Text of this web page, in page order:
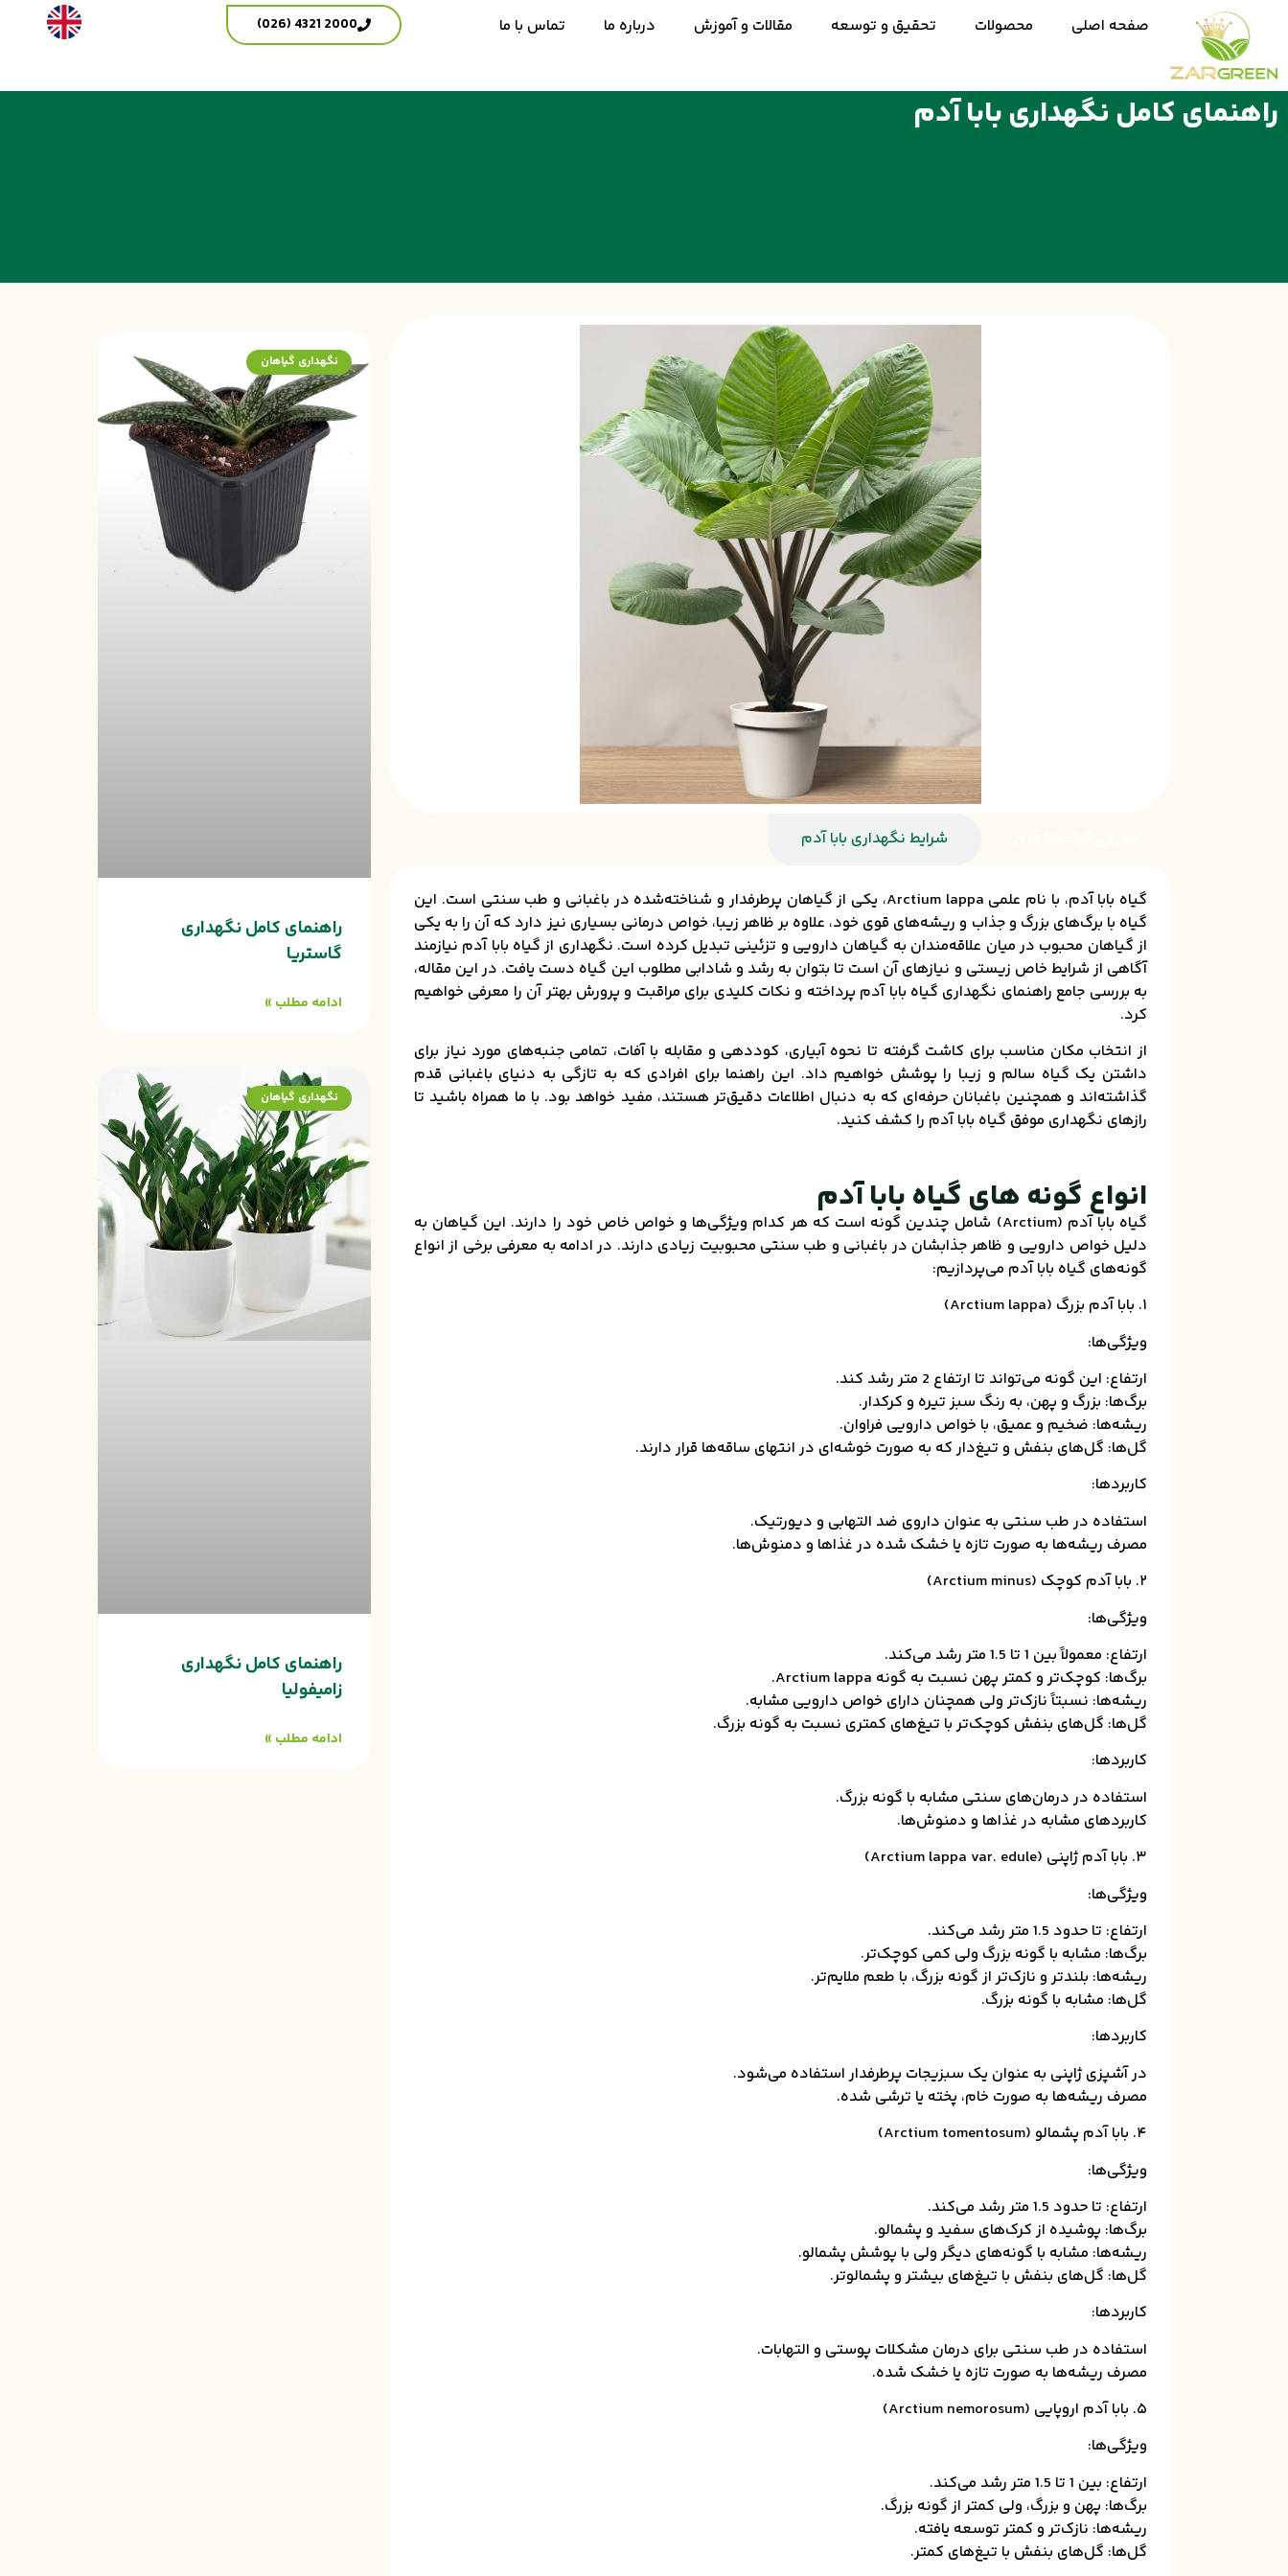
صفحه اصلی محصولات تحقیق و توسعه مقالات و آموزش درباره ما تماس با ما 2000 4321 (026)
راهنمای کامل نگهداری بابا آدم
شرایط نگهداری بابا آدم
گیاه بابا آدم، با نام علمی Arctium lappa، یکی از گیاهان پرطرفدار و شناخته‌شده در باغبانی و طب سنتی است. این
گیاه با برگ‌های بزرگ و جذاب و ریشه‌های قوی خود، علاوه بر ظاهر زیبا، خواص درمانی بسیاری نیز دارد که آن را به یکی
از گیاهان محبوب در میان علاقه‌مندان به گیاهان دارویی و تزئینی تبدیل کرده است. نگهداری از گیاه بابا آدم نیازمند
آگاهی از شرایط خاص زیستی و نیازهای آن است تا بتوان به رشد و شادابی مطلوب این گیاه دست یافت. در این مقاله،
به بررسی جامع راهنمای نگهداری گیاه بابا آدم پرداخته و نکات کلیدی برای مراقبت و پرورش بهتر آن را معرفی خواهیم
کرد.
از انتخاب مکان مناسب برای کاشت گرفته تا نحوه آبیاری، کوددهی و مقابله با آفات، تمامی جنبه‌های مورد نیاز برای
داشتن یک گیاه سالم و زیبا را پوشش خواهیم داد. این راهنما برای افرادی که به تازگی به دنیای باغبانی قدم
گذاشته‌اند و همچنین باغبانان حرفه‌ای که به دنبال اطلاعات دقیق‌تر هستند، مفید خواهد بود. با ما همراه باشید تا
رازهای نگهداری موفق گیاه بابا آدم را کشف کنید.
انواع گونه های گیاه بابا آدم
گیاه بابا آدم (Arctium) شامل چندین گونه است که هر کدام ویژگی‌ها و خواص خاص خود را دارند. این گیاهان به
دلیل خواص دارویی و ظاهر جذابشان در باغبانی و طب سنتی محبوبیت زیادی دارند. در ادامه به معرفی برخی از انواع
گونه‌های گیاه بابا آدم می‌پردازیم:
۱. بابا آدم بزرگ (Arctium lappa)
ویژگی‌ها:
ارتفاع: این گونه می‌تواند تا ارتفاع 2 متر رشد کند.
برگ‌ها: بزرگ و پهن، به رنگ سبز تیره و کرکدار.
ریشه‌ها: ضخیم و عمیق، با خواص دارویی فراوان.
گل‌ها: گل‌های بنفش و تیغ‌دار که به صورت خوشه‌ای در انتهای ساقه‌ها قرار دارند.
کاربردها:
استفاده در طب سنتی به عنوان داروی ضد التهابی و دیورتیک.
مصرف ریشه‌ها به صورت تازه یا خشک شده در غذاها و دمنوش‌ها.
۲. بابا آدم کوچک (Arctium minus)
ویژگی‌ها:
ارتفاع: معمولاً بین 1 تا 1.5 متر رشد می‌کند.
برگ‌ها: کوچک‌تر و کمتر پهن نسبت به گونه Arctium lappa.
ریشه‌ها: نسبتاً نازک‌تر ولی همچنان دارای خواص دارویی مشابه.
گل‌ها: گل‌های بنفش کوچک‌تر با تیغ‌های کمتری نسبت به گونه بزرگ.
کاربردها:
استفاده در درمان‌های سنتی مشابه با گونه بزرگ.
کاربردهای مشابه در غذاها و دمنوش‌ها.
۳. بابا آدم ژاپنی (Arctium lappa var. edule)
ویژگی‌ها:
ارتفاع: تا حدود 1.5 متر رشد می‌کند.
برگ‌ها: مشابه با گونه بزرگ ولی کمی کوچک‌تر.
ریشه‌ها: بلندتر و نازک‌تر از گونه بزرگ، با طعم ملایم‌تر.
گل‌ها: مشابه با گونه بزرگ.
کاربردها:
در آشپزی ژاپنی به عنوان یک سبزیجات پرطرفدار استفاده می‌شود.
مصرف ریشه‌ها به صورت خام، پخته یا ترشی شده.
۴. بابا آدم پشمالو (Arctium tomentosum)
ویژگی‌ها:
ارتفاع: تا حدود 1.5 متر رشد می‌کند.
برگ‌ها: پوشیده از کرک‌های سفید و پشمالو.
ریشه‌ها: مشابه با گونه‌های دیگر ولی با پوشش پشمالو.
گل‌ها: گل‌های بنفش با تیغ‌های بیشتر و پشمالوتر.
کاربردها:
استفاده در طب سنتی برای درمان مشکلات پوستی و التهابات.
مصرف ریشه‌ها به صورت تازه یا خشک شده.
۵. بابا آدم اروپایی (Arctium nemorosum)
ویژگی‌ها:
ارتفاع: بین 1 تا 1.5 متر رشد می‌کند.
برگ‌ها: پهن و بزرگ، ولی کمتر از گونه بزرگ.
ریشه‌ها: نازک‌تر و کمتر توسعه یافته.
گل‌ها: گل‌های بنفش با تیغ‌های کمتر.
نگهداری گیاهان
راهنمای کامل نگهداری
گاستریا
ادامه مطلب »
نگهداری گیاهان
راهنمای کامل نگهداری
زامیفولیا
ادامه مطلب »